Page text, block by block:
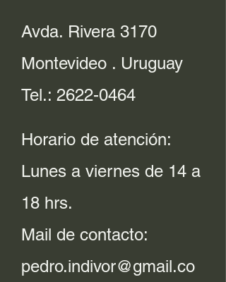
Avda. Rivera 3170
Montevideo . Uruguay
Tel.: 2622-0464
Horario de atención:
Lunes a viernes de 14 a
18 hrs.
Mail de contacto:
pedro.indivor@gmail.co